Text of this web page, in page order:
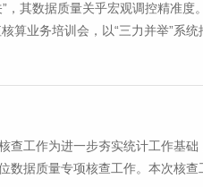
，其数据质量关乎宏观调控精准
业务培训会，以“三力并举”系统
工作为进一步夯实统计工作基础
据质量专项核查工作。本次核查